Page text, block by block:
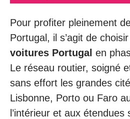
Pour profiter pleinement
Portugal, il s’agit de
voitures Portugal en
Le réseau routier, soigné
sans effort les grandes
Lisbonne, Porto ou Faro
l’intérieur et aux étendues